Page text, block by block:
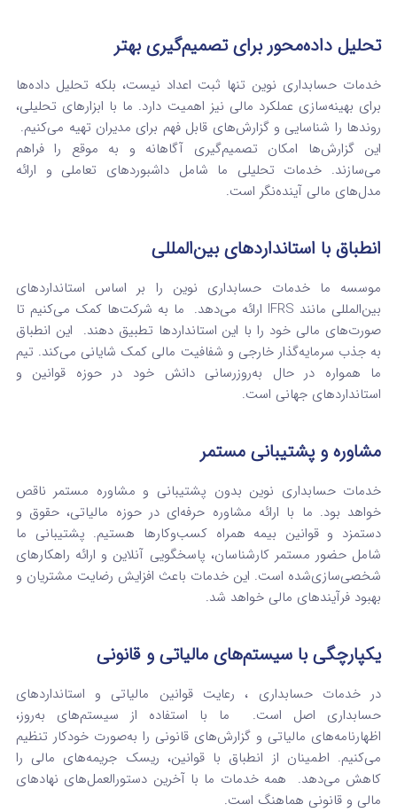
تحلیل داده‌محور برای تصمیم‌گیری بهتر
خدمات حسابداری نوین تنها ثبت اعداد نیست، بلکه تحلیل داده‌ها
برای بهینه‌سازی عملکرد مالی نیز اهمیت دارد. ما با ابزارهای تحلیلی،
روندها را شناسایی و گزارش‌های قابل فهم برای مدیران تهیه می‌کنیم.
این گزارش‌ها امکان تصمیم‌گیری آگاهانه و به موقع را فراهم
می‌سازند. خدمات تحلیلی ما شامل داشبوردهای تعاملی و ارائه
مدل‌های مالی آینده‌نگر است.
انطباق با استانداردهای بین‌المللی
موسسه ما خدمات حسابداری نوین را بر اساس استانداردهای
بین‌المللی مانند IFRS ارائه می‌دهد. ما به شرکت‌ها کمک می‌کنیم تا
صورت‌های مالی خود را با این استانداردها تطبیق دهند. این انطباق
به جذب سرمایه‌گذار خارجی و شفافیت مالی کمک شایانی می‌کند. تیم
ما همواره در حال به‌روزرسانی دانش خود در حوزه قوانین و
استانداردهای جهانی است.
مشاوره و پشتیبانی مستمر
خدمات حسابداری نوین بدون پشتیبانی و مشاوره مستمر ناقص
خواهد بود. ما با ارائه مشاوره حرفه‌ای در حوزه مالیاتی، حقوق و
دستمزد و قوانین بیمه همراه کسب‌وکارها هستیم. پشتیبانی ما
شامل حضور مستمر کارشناسان، پاسخگویی آنلاین و ارائه راهکارهای
شخصی‌سازی‌شده است. این خدمات باعث افزایش رضایت مشتریان و
بهبود فرآیندهای مالی خواهد شد.
یکپارچگی با سیستم‌های مالیاتی و قانونی
در خدمات حسابداری ، رعایت قوانین مالیاتی و استانداردهای
حسابداری اصل است. ما با استفاده از سیستم‌های به‌روز،
اظهارنامه‌های مالیاتی و گزارش‌های قانونی را به‌صورت خودکار تنظیم
می‌کنیم. اطمینان از انطباق با قوانین، ریسک جریمه‌های مالی را
کاهش می‌دهد. همه خدمات ما با آخرین دستورالعمل‌های نهادهای
مالی و قانونی هماهنگ است.